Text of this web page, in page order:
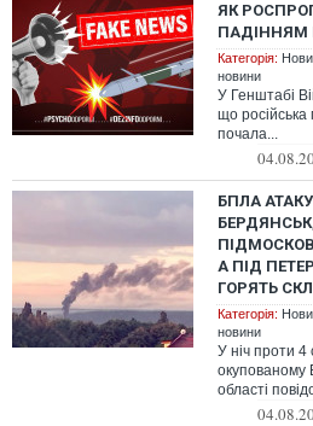
ЯК
ПАДІННЯМ
Категорія:
новини
У Генштабі
що
почала...
БПЛА
А ПІД
ГОРЯТЬ
Категорія:
новини
У ніч проти
окупованому
області